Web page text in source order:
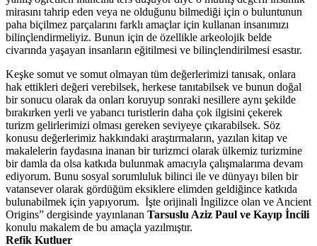
mirasını tahrip eden veya ne olduğunu bilmediği için o buluntunun
paha biçilmez parçalarını farklı amaçlar için kullanan insanımızı
bilinçlendirmeliyiz. Bunun için de özellikle arkeolojik belde
civarında yaşayan insanların eğitilmesi ve bilinçlendirilmesi esastır.
Keşke somut ve somut olmayan tüm değerlerimizi tanısak, onlara
hak ettikleri değeri verebilsek, herkese tanıtabilsek ve bunun doğal
bir sonucu olarak da onları koruyup sonraki nesillere aynı şekilde
bırakırken yerli ve yabancı turistlerin daha çok ilgisini çekerek
turizm gelirlerimizi olması gereken seviyeye çıkarabilsek. Söz
konusu değerlerimiz hakkındaki araştırmaların, yazılan kitap ve
makalelerin faydasına inanan bir turizmci olarak ülkemiz turizmine
bir damla da olsa katkıda bulunmak amacıyla çalışmalarıma devam
ediyorum. Bunu sosyal sorumluluk bilinci ile ve dünyayı bilen bir
vatansever olarak gördüğüm eksiklere elimden geldiğince katkıda
bulunabilmek için yapıyorum. İşte orijinali İngilizce olan ve Ancient
Origins” dergisinde yayınlanan Tarsuslu Aziz Paul ve Kayıp İncili
konulu makalem de bu amaçla yazılmıştır.
Refik Kutluer